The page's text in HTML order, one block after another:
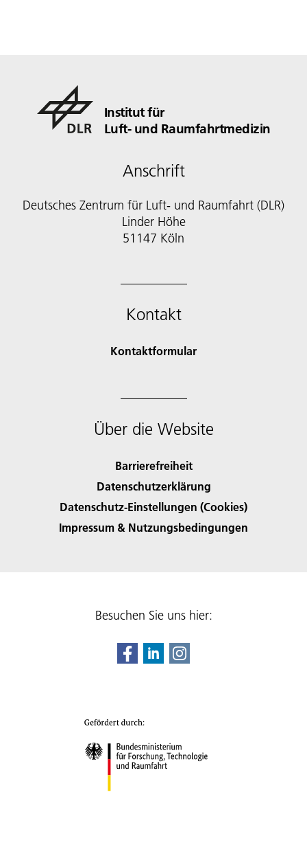
Institut für
Luft- und Raumfahrtmedizin
Anschrift
Deutsches Zentrum für Luft- und Raumfahrt (DLR)
Linder Höhe
51147 Köln
Kontakt
Kontaktformular
Über die Website
Barrierefreiheit
Datenschutzerklärung
Datenschutz-Einstellungen (Cookies)
Impressum & Nutzungsbedingungen
Besuchen Sie uns hier: